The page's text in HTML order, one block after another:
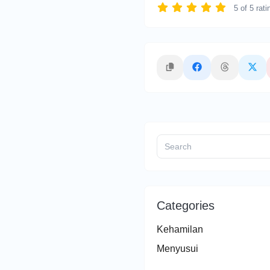
5 of 5
Categories
Kehamilan
Menyusui